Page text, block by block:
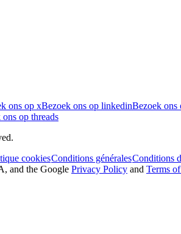
ons op xBezoek ons op linkedinBezoek ons
op threads
cookiesConditions généralesConditions
and the Google Privacy Policy and Terms